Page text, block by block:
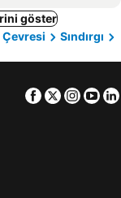
göster
Çevresi
Sındırgı
Facebook
Twitter